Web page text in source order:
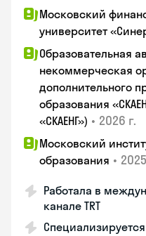
Московский
университет
Образовательная
некоммерческая
дополнительного
образования
«СКАЕНГ») • 2026 г.
Московский
образования •
Работала в
канале TRT